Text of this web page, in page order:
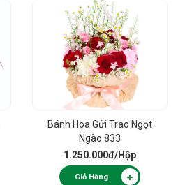
Bánh Hoa Gửi Trao Ngọt
Ngào 833
1.250.000đ/Hộp
Giỏ Hàng